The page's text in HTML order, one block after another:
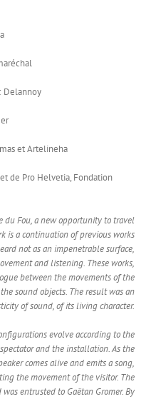
Delannoy
et Artelineha
de Pro Helvetia, Fondation
du Fou, a new opportunity to travel
is a continuation of previous works
not as an impenetrable surface,
and listening. These works,
between the movements of the
sound objects. The result was an
of sound, of its living character.
evolve according to the
and the installation. As the
comes alive and emits a song,
the movement of the visitor. The
entrusted to Gaëtan Gromer. By